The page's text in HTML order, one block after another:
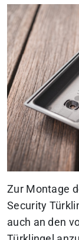
Zur Montage
Security
auch an den